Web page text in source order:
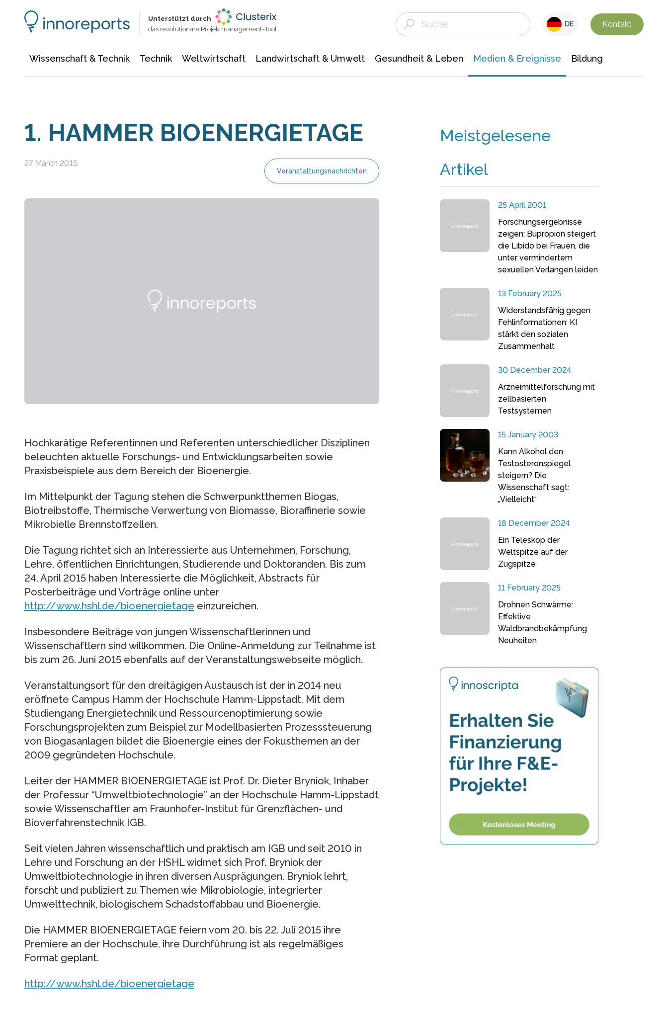
Unterstützt durch
das revolutionäre Projektmanagement-Tool
DE Kontakt
Wissenschaft & Technik Technik Weltwirtschaft Landwirtschaft & Umwelt Gesundheit & Leben Medien & Ereignisse Bildung
1. HAMMER BIOENERGIETAGE
27 March 2015
Veranstaltungsnachrichten
Hochkarätige Referentinnen und Referenten unterschiedlicher Disziplinen
beleuchten aktuelle Forschungs- und Entwicklungsarbeiten sowie
Praxisbeispiele aus dem Bereich der Bioenergie.
Im Mittelpunkt der Tagung stehen die Schwerpunktthemen Biogas,
Biotreibstoffe, Thermische Verwertung von Biomasse, Bioraffinerie sowie
Mikrobielle Brennstoffzellen.
Die Tagung richtet sich an Interessierte aus Unternehmen, Forschung,
Lehre, öffentlichen Einrichtungen, Studierende und Doktoranden. Bis zum
24. April 2015 haben Interessierte die Möglichkeit, Abstracts für
Posterbeiträge und Vorträge online unter
http://www.hshl.de/bioenergietage einzureichen.
Insbesondere Beiträge von jungen Wissenschaftlerinnen und
Wissenschaftlern sind willkommen. Die Online-Anmeldung zur Teilnahme ist
bis zum 26. Juni 2015 ebenfalls auf der Veranstaltungswebseite möglich.
Veranstaltungsort für den dreitägigen Austausch ist der in 2014 neu
eröffnete Campus Hamm der Hochschule Hamm-Lippstadt. Mit dem
Studiengang Energietechnik und Ressourcenoptimierung sowie
Forschungsprojekten zum Beispiel zur Modellbasierten Prozesssteuerung
von Biogasanlagen bildet die Bioenergie eines der Fokusthemen an der
2009 gegründeten Hochschule.
Leiter der HAMMER BIOENERGIETAGE ist Prof. Dr. Dieter Bryniok, Inhaber
der Professur “Umweltbiotechnologie” an der Hochschule Hamm-Lippstadt
sowie Wissenschaftler am Fraunhofer-Institut für Grenzflächen- und
Bioverfahrenstechnik IGB.
Seit vielen Jahren wissenschaftlich und praktisch am IGB und seit 2010 in
Lehre und Forschung an der HSHL widmet sich Prof. Bryniok der
Umweltbiotechnologie in ihren diversen Ausprägungen. Bryniok lehrt,
forscht und publiziert zu Themen wie Mikrobiologie, integrierter
Umwelttechnik, biologischem Schadstoffabbau und Bioenergie.
Die HAMMER BIOENERGIETAGE feiern vom 20. bis 22. Juli 2015 ihre
Premiere an der Hochschule, ihre Durchführung ist als regelmäßiges
Format geplant.
http://www.hshl.de/bioenergietage
Meistgelesene
Artikel
25 April 2001
Forschungsergebnisse
zeigen: Bupropion steigert
die Libido bei Frauen, die
unter vermindertem
sexuellen Verlangen leiden
13 February 2025
Widerstandsfähig gegen
Fehlinformationen: KI
stärkt den sozialen
Zusammenhalt
30 December 2024
Arzneimittelforschung mit
zellbasierten
Testsystemen
15 January 2003
Kann Alkohol den
Testosteronspiegel
steigern? Die
Wissenschaft sagt:
„Vielleicht“
18 December 2024
Ein Teleskop der
Weltspitze auf der
Zugspitze
11 February 2025
Drohnen Schwärme:
Effektive
Waldbrandbekämpfung
Neuheiten